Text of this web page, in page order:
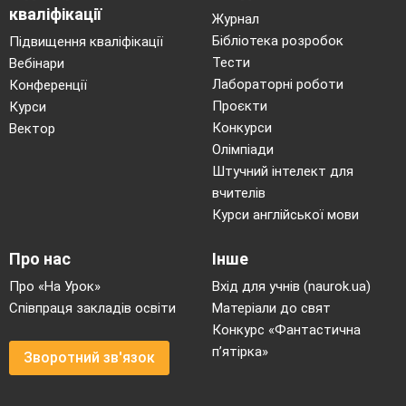
На вас дивились і казали:
«Яка щаслива Україна,
Як в неї ось така дитина»
Тоді вами буде, діти
Всевишній Бог радіти.
Бажаю щастя на дорогу
І дай вам сили й допомоги
Всі труднощі в житті перемогти
Святий Отче Миколаю,
Я тобі доповідаю:
Тут сидять не чемні діти
Ці тупотять і хлопотять.
кваліфікації
Підвищення кваліфікації
Вебінари
Конференції
Курси
Вектор
Журнал
Бібліотека розробок
Тести
Лабораторні роботи
Проєкти
Конкурси
Олімпіади
Штучний інтелект для
вчителів
Курси англійської мови
Про нас
Про «На Урок»
Співпраця закладів освіти
Зворотний зв'язок
Інше
Вхід для учнів (naurok.ua)
Матеріали до свят
Конкурс «Фантастична
п’ятірка»